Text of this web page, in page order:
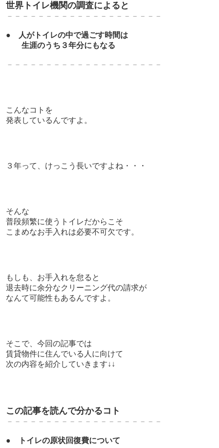
世界トイレ機関の調査によると
－－－－－－－－－－－－－－－－－－－－
●
人がトイレの中で過ごす時間は
生涯のうち３年分にもなる
－－－－－－－－－－－－－－－－－－－－
こんなコトを
発表しているんですよ。
３年って、けっこう長いですよね・・・
そんな
普段頻繁に使うトイレだからこそ
こまめなお手入れは必要不可欠です。
もしも、お手入れを怠ると
退去時に余分なクリーニング代の請求が
なんて可能性もあるんですよ。
そこで、今回の記事では
賃貸物件に住んでいる人に向けて
次の内容を紹介していきます↓↓
この記事を読んで分かるコト
－－－－－－－－－－－－－－－－－－－－
● トイレの原状回復費について